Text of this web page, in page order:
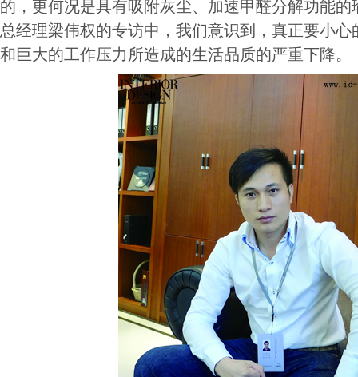
的，更何况是具有吸附灰尘、加速甲醛分解功能
总经理梁伟权的专访中，我们意识到，真正要小
和巨大的工作压力所造成的生活品质的严重下降。